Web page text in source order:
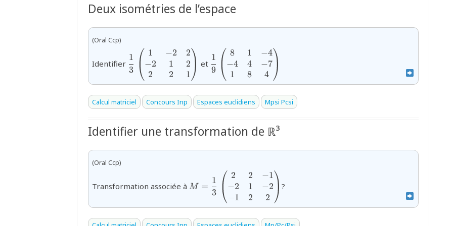
Deux isométries de l’espace
(Oral Ccp)
Identifier
{\dfrac13\begin{pmatrix}
1&-2&2\\ -2&1&2\\
2&2&1\end{pmatrix}}
3
1
1
−2
2
−2
1
2
2
2
1
et
{\dfrac19\begin{pmatrix}8&1&-4\\-4&4&-
9
1
8
−4
1
1
4
8
−4
−7
4
Calcul matriciel Concours Inp Espaces euclidiens Mpsi Pcsi
Identifier une transformation de ℝ³
(Oral Ccp)
Transformation associée à
{M=\dfrac13\begin{pmatrix}2&2&-1\\-2&1&-2\\-
M =
3
1
2
−2
−1
2
1
2
−1
−2
2
?